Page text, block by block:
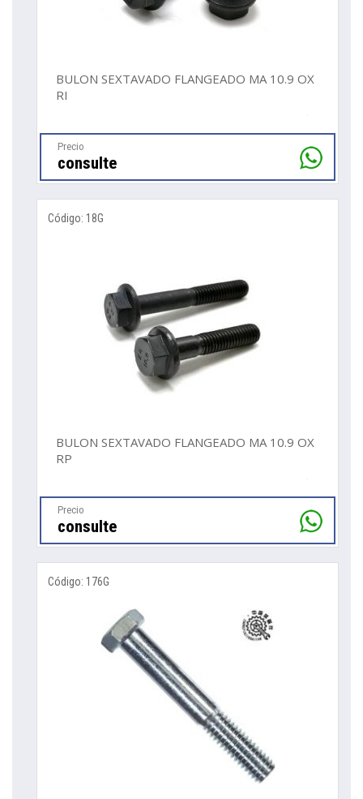
BULON SEXTAVADO FLANGEADO MA 10.9 OX
RI
Precio
consulte
Código: 18G
BULON SEXTAVADO FLANGEADO MA 10.9 OX
RP
Precio
consulte
Código: 176G